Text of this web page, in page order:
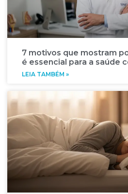
7 motivos que mostram
é essencial para a saúde
LEIA TAMBÉM »